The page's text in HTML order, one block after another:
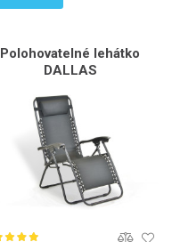
Polohovatelné lehátko
DALLAS